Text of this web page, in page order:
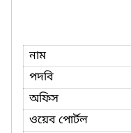
নাম
পদবি
অফিস
ওয়েব পোর্টল